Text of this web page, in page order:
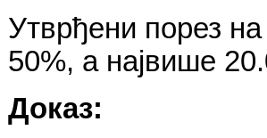
Утврђени порез на
50%, а највише
Доказ: